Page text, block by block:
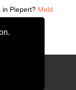
in Piepert? Meld